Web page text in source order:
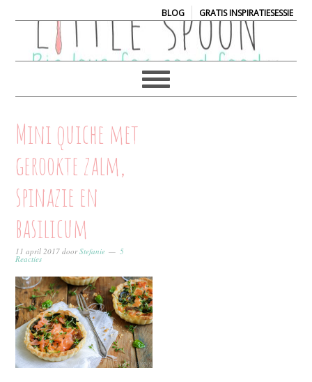
BLOG| GRATIS INSPIRATIESESSIE
Mini quiche met
gerookte zalm,
spinazie en
basilicum
11 april 2017 doorStefanie 5
Reacties